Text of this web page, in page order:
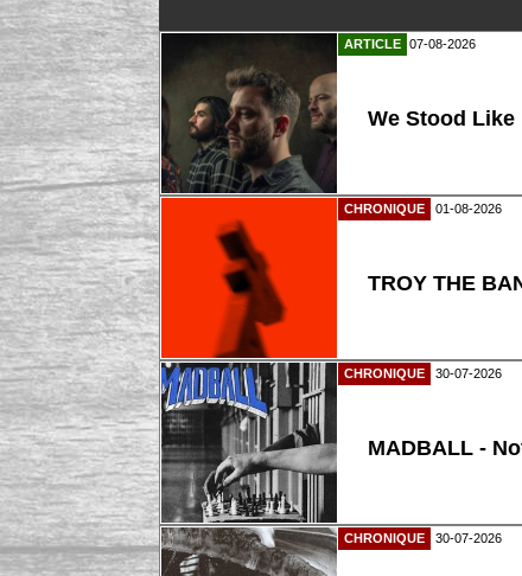
ARTICLE 07-08-2026
We Stood
CHRONIQUE 01-08-2026
TROY THE
CHRONIQUE 30-07-2026
MADBALL -
CHRONIQUE 30-07-2026